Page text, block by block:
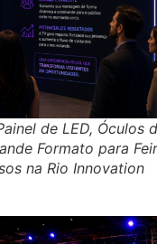
de LED, Óculos
Formato para
na Rio Innovation